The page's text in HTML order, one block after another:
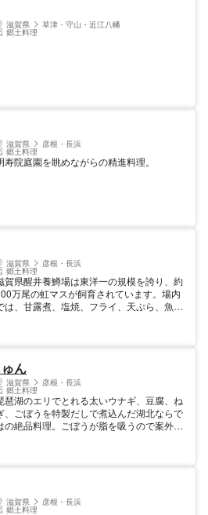
滋賀県 草津・守山・近江八幡
郷土料理
滋賀県 彦根・長浜
郷土料理
寿院庭園を眺めながらの精進料理。
滋賀県 彦根・長浜
郷土料理
賀県醒井養鱒場は東洋一の規模を誇り、約
万尾の虹マスが飼育されています。場内
は、甘露煮、塩焼、フライ、天ぷら、魚
ん
滋賀県 彦根・長浜
郷土料理
琶湖のエリでとれる太いウナギ、豆腐、ね
、ごぼうを特製だしで煮込んだ湖北ならで
の絶品料理。ごぼうが脂を吸うので案外さ
滋賀県 彦根・長浜
郷土料理